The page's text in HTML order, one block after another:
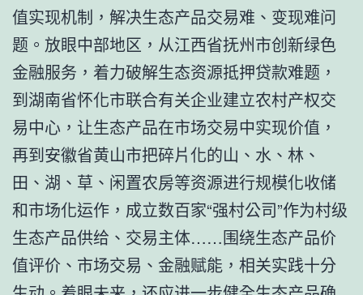
值实现机制，解决生态产品交易难、变现难问
题。放眼中部地区，从江西省抚州市创新绿色
金融服务，着力破解生态资源抵押贷款难题，
到湖南省怀化市联合有关企业建立农村产权交
易中心，让生态产品在市场交易中实现价值，
再到安徽省黄山市把碎片化的山、水、林、
田、湖、草、闲置农房等资源进行规模化收储
和市场化运作，成立数百家“强村公司”作为村级
生态产品供给、交易主体……围绕生态产品价
值评价、市场交易、金融赋能，相关实践十分